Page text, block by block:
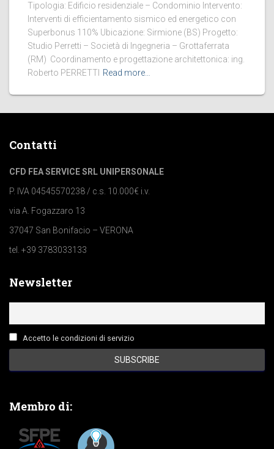
Tipologia: Edificio residenziale – Condominio Intervento:
Interventi di efficientamento sismico ed energetico con
Superbonus 110% Ubicazione: Sirmione (BS) Progetto:
Studio Perretti – Società di Ingegneria – Grottaferrata
(RM) Coordinamento e progettazione architettonica: ing.
Roberto PERRETTI Read more…
Contatti
CFD FEA SERVICE SRL UNIPERSONALE
P. IVA 04545570238 / c.s. 10.000€ i.v.
via A. Fogazzaro 13
37047 San Bonifacio – VERONA
tel. +39 3783033133
Newsletter
Accetto le condizioni di servizio
Membro di: